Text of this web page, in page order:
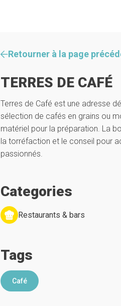
Retourner à la page
TERRES DE CAFÉ
Terres de Café est une adresse
sélection de cafés en grains ou
matériel pour la préparation. La
la torréfaction et le conseil pour
passionnés.
Categories
Restaurants & bars
Tags
Café